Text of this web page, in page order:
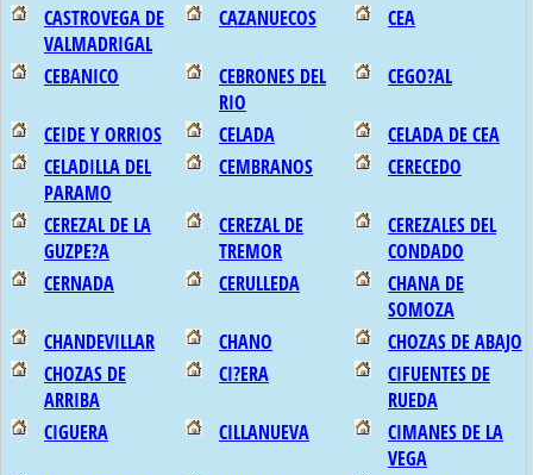
CASTROVEGA DE
VALMADRIGAL
CAZANUECOS CEA
CEBANICO
CEBRONES DEL
RIO
CEGO?AL
CEIDE Y ORRIOS CELADA
CELADA DE CEA
CELADILLA DEL
PARAMO
CEMBRANOS CERECEDO
CEREZAL DE LA
GUZPE?A
CEREZAL DE
TREMOR
CEREZALES DEL
CONDADO
CERNADA
CERULLEDA
CHANA DE
SOMOZA
CHANDEVILLAR
CHANO
CHOZAS DE ABAJO
CHOZAS DE
ARRIBA
CI?ERA
CIFUENTES DE
RUEDA
CIGUERA
CILLANUEVA
CIMANES DE LA
VEGA